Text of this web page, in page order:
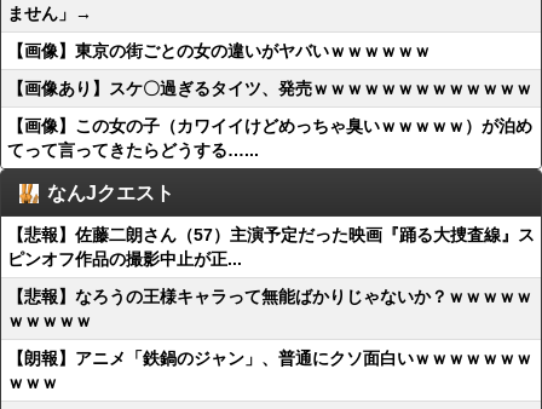
ません」→
【画像】東京の街ごとの女の違いがヤバいｗｗｗｗｗｗ
【画像あり】スケ〇過ぎるタイツ、発売ｗｗｗｗｗｗｗｗｗｗｗｗｗ
【画像】この女の子（カワイイけどめっちゃ臭いｗｗｗｗｗ）が泊め
てって言ってきたらどうする…...
なんJクエスト
【悲報】佐藤二朗さん（57）主演予定だった映画『踊る大捜査線』ス
ピンオフ作品の撮影中止が正...
【悲報】なろうの王様キャラって無能ばかりじゃないか？ｗｗｗｗｗ
ｗｗｗｗｗ
【朗報】アニメ「鉄鍋のジャン」、普通にクソ面白いｗｗｗｗｗｗｗ
ｗｗｗ